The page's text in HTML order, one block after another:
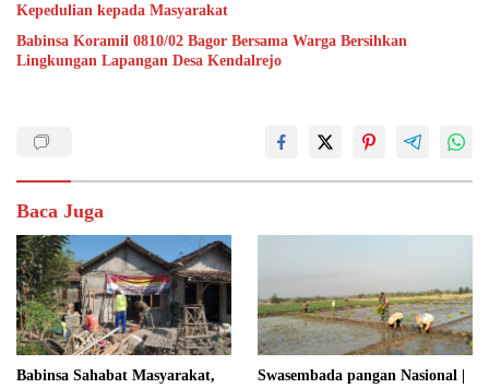
Kepedulian kepada Masyarakat
Babinsa Koramil 0810/02 Bagor Bersama Warga Bersihkan
Lingkungan Lapangan Desa Kendalrejo
Baca Juga
Babinsa Sahabat Masyarakat,
Swasembada pangan Nasional |